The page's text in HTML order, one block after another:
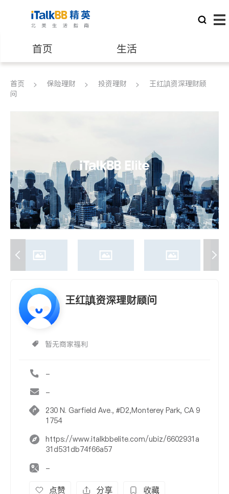
首页 生活
医生 律师
养老 非盈利组织
首页 保险理财 投资理财
王红謓资深理财顾
问
王红謓资深理财顾问
暂无商家福利
-
-
230 N. Garfield Ave., #D2,Monterey Park, CA 9
1754
https://www.italkbbelite.com/ubiz/6602931a
31d531db74f66a57
-
点赞 分享 收藏